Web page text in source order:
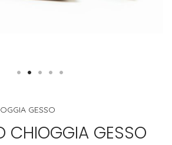
GESSO
CHIOGGIA GESSO